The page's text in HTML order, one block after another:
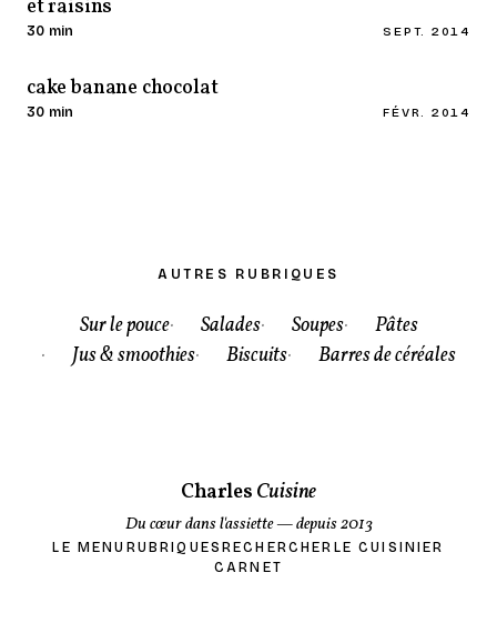
et raisins
30 min SEPT. 2014
cake banane chocolat
30 min FÉVR. 2014
AUTRES RUBRIQUES
Sur le pouce Salades Soupes
Pâtes
Jus & smoothies
Biscuits Barres de céréales
Charles Cuisine
Du cœur dans l'assiette— depuis 2013
LE MENU RUBRIQUES RECHERCHER LE CUISINIER
CARNET